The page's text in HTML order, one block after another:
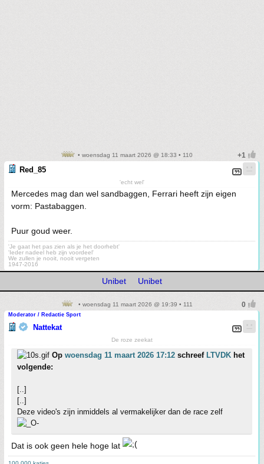
• woensdag 11 maart 2026 @ 18:33 • 110
Red_85
'echt wel'
Mercedes mag dan wel sandbaggen, Ferrari heeft zijn eigen
vorm: Pastabaggen.
Puur goud weer.
'Je gaat het pas zien als je het doorhebt'
'Ieder nadeel heb zijn voordeel'
We zullen je nooit, nooit vergeten
1947-2016
Unibet Unibet
• woensdag 11 maart 2026 @ 19:39 • 111
Moderator / Redactie Sport
Nattekat
De roze zeekat
Op woensdag 11 maart 2026 17:12 schreef LTVDK het
volgende:
[..]
[..]
Deze video's zijn inmiddels al vermakelijker dan de race zelf
Dat is ook geen hele hoge lat